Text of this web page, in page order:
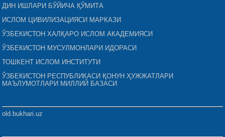
ДИН ИШЛАРИ БЎЙИЧА ҚЎМИТА
ИСЛОМ ЦИВИЛИЗАЦИЯСИ МАРКАЗИ
ЎЗБЕКИСТОН ХАЛҚАРО ИСЛОМ АКАДЕМИЯСИ
ЎЗБЕКИСТОН МУСУЛМОНЛАРИ ИДОРАСИ
ТОШКЕНТ ИСЛОМ ИНСТИТУТИ
ЎЗБЕКИСТОН РЕСПУБЛИКАСИ ҚОНУН ҲУЖЖАТЛАРИ
МАЪЛУМОТЛАРИ МИЛЛИЙ БАЗАСИ
old.bukhari.uz